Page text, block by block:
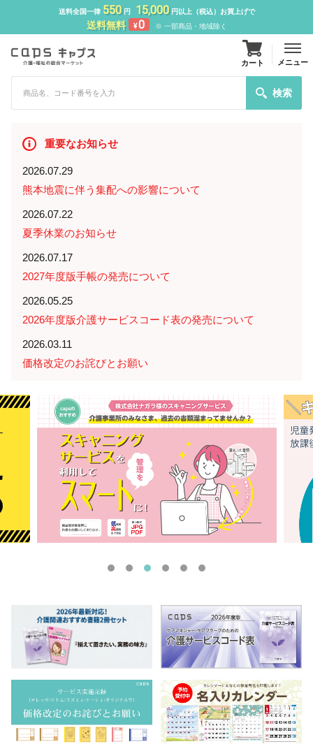
送料全国一律 550円 15,000円以上（税込）お買上げで
送料無料 ¥0 ※ 一部商品・地域除く
検索
カート メニュー
重要なお知らせ
2026.07.29
熊本地震に伴う集配への影響について
2026.07.22
夏季休業のお知らせ
2026.07.17
2027年度版手帳の発売について
2026.05.25
2026年度版介護サービスコード表の発売について
2026.03.11
価格改定のお詫びとお願い